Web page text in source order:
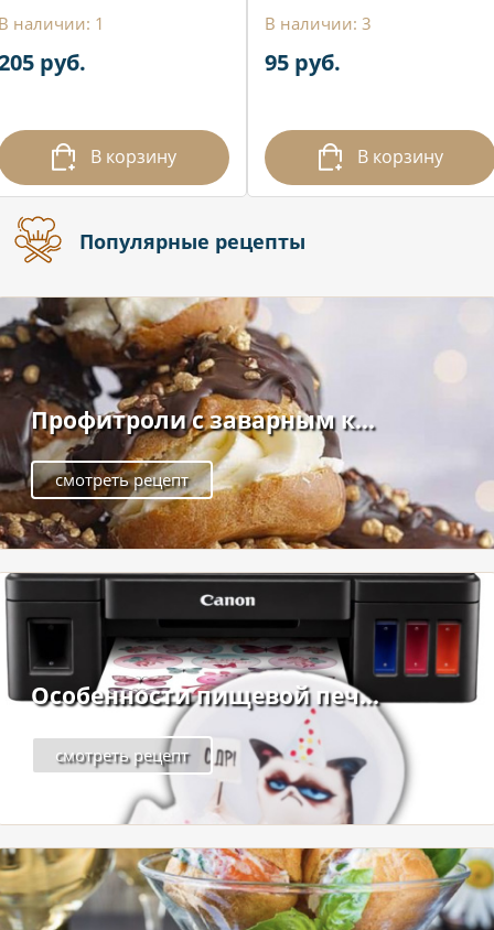
наличии: 1
руб.
В корзину
В наличии: 3
95 руб.
В корзину
Популярные рецепты
Профитроли с заварным к...
смотреть рецепт
Особенности пищевой печ...
смотреть рецепт